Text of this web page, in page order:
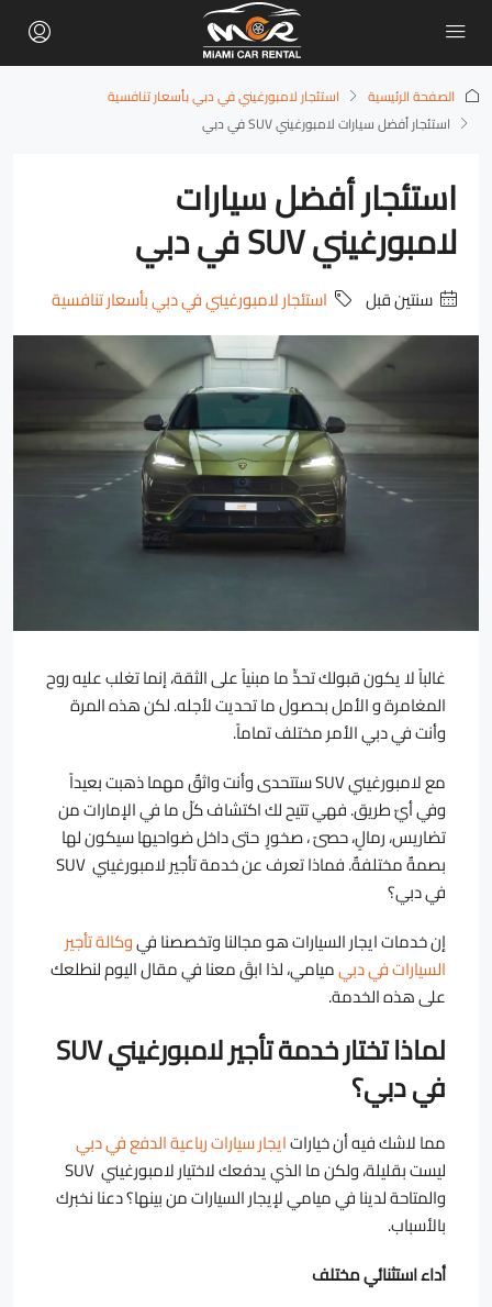
الصفحة الرئيسية
استئجار لامبورغيني في دبي بأسعار تنافسية
استئجار أفضل سيارات لامبورغيني SUV في دبي
استئجار أفضل سيارات
لامبورغيني SUV في دبي
‏سنتين قبل استئجار لامبورغيني في دبي بأسعار تنافسية
غالباً لا يكون قبولك تحدٍّ ما مبنياً على الثقة، إنما تغلب عليه روح
المغامرة و الأمل بحصول ما تحديت لأجله. لكن هذه المرة
وأنت في دبي الأمر مختلف تماماً.
مع لامبورغيني SUV ستتحدى وأنت واثقٌ مهما ذهبت بعيداً
وفي أيّ طريق. فهي تتيح لك اكتشاف كلّ ما في الإمارات من
تضاريس، رمالٍ، حصىً ، صخورٍ حتى داخل ضواحيها سيكون لها
بصمةٌ مختلفةٌ. فماذا تعرف عن خدمة تأجير لامبورغيني SUV
في دبي؟
إن خدمات ايجار السيارات هو مجالنا وتخصصنا فيوكالة تأجير
السيارات في دبيميامي، لذا ابقَ معنا في مقال اليوم لنطلعك
على هذه الخدمة.
لماذا تختار خدمة تأجير لامبورغيني SUV
في دبي؟
مما لاشك فيه أن خياراتايجار سيارات رباعية الدفع في دبي
ليست بقليلة، ولكن ما الذي يدفعك لاختيار لامبورغيني SUV
والمتاحة لدينا في ميامي لإيجار السيارات من بينها؟ دعنا نخبرك
بالأسباب.
أداء استثنائي مختلف